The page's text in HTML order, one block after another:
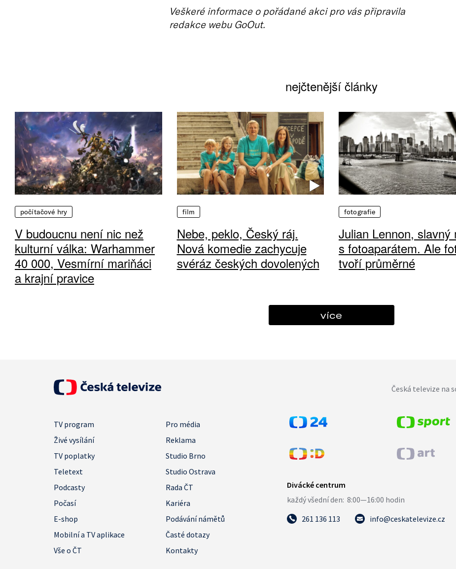
Veškeré informace o pořádané akci pro vás připravila
redakce webu GoOut.
nejčtenější články
počítačové hry
V budoucnu není nic než
kulturní válka: Warhammer
40 000, Vesmírní mariňáci
a krajní pravice
film
Nebe, peklo, Český ráj.
Nová komedie zachycuje
svéráz českých dovolených
fotografie
Julian Lennon, slavný
s fotoaparátem. Ale
tvoří průměrné
více
Česká televize na
TV program
Pro média
Živé vysílání
Reklama
TV poplatky
Studio Brno
Teletext
Studio Ostrava
Podcasty
Rada ČT
Počasí
Kariéra
E-shop
Podávání námětů
Mobilní a TV aplikace
Časté dotazy
Vše o ČT
Kontakty
261 136 113 info@ceskatelevize.cz